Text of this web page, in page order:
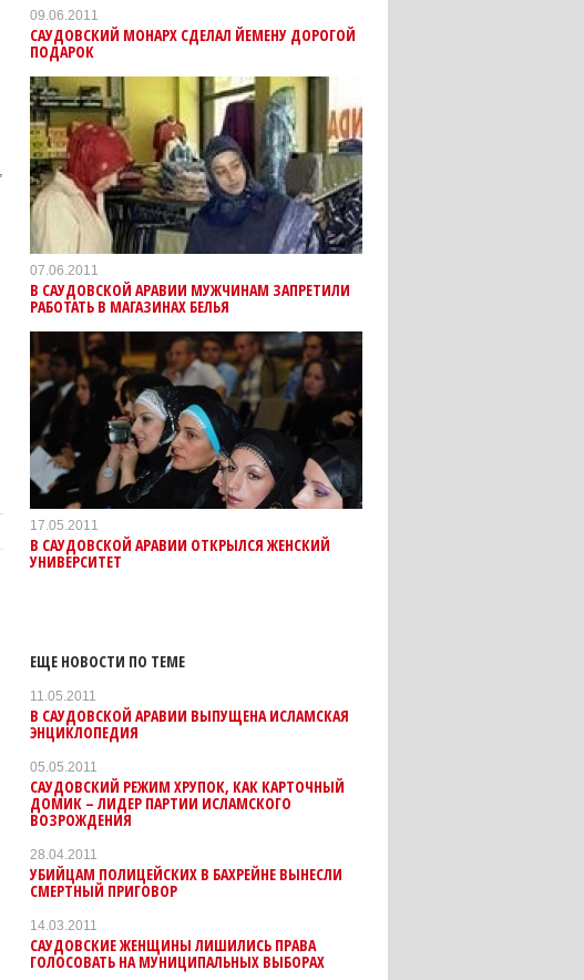
09.06.2011
САУДОВСКИЙ МОНАРХ СДЕЛАЛ ЙЕМЕНУ ДОРОГОЙ
ПОДАРОК
07.06.2011
В САУДОВСКОЙ АРАВИИ МУЖЧИНАМ ЗАПРЕТИЛИ
РАБОТАТЬ В МАГАЗИНАХ БЕЛЬЯ
17.05.2011
В САУДОВСКОЙ АРАВИИ ОТКРЫЛСЯ ЖЕНСКИЙ
УНИВЕРСИТЕТ
ЕЩЕ НОВОСТИ ПО ТЕМЕ
11.05.2011
В САУДОВСКОЙ АРАВИИ ВЫПУЩЕНА ИСЛАМСКАЯ
ЭНЦИКЛОПЕДИЯ
05.05.2011
САУДОВСКИЙ РЕЖИМ ХРУПОК, КАК КАРТОЧНЫЙ
ДОМИК – ЛИДЕР ПАРТИИ ИСЛАМСКОГО
ВОЗРОЖДЕНИЯ
28.04.2011
УБИЙЦАМ ПОЛИЦЕЙСКИХ В БАХРЕЙНЕ ВЫНЕСЛИ
СМЕРТНЫЙ ПРИГОВОР
14.03.2011
САУДОВСКИЕ ЖЕНЩИНЫ ЛИШИЛИСЬ ПРАВА
ГОЛОСОВАТЬ НА МУНИЦИПАЛЬНЫХ ВЫБОРАХ